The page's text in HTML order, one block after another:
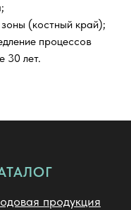
(костный край);
процессов
30 лет.
продукция